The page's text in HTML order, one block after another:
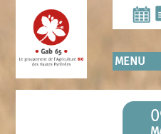
contenu
principal
MENU